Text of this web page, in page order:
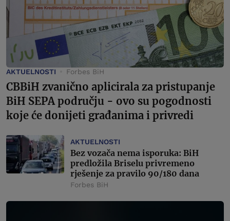
AKTUELNOSTI Forbes BiH
CBBiH zvanično aplicirala za pristupanje
BiH SEPA području - ovo su pogodnosti
koje će donijeti građanima i privredi
AKTUELNOSTI
Bez vozača nema isporuka: BiH
predložila Briselu privremeno
rješenje za pravilo 90/180 dana
Forbes BiH